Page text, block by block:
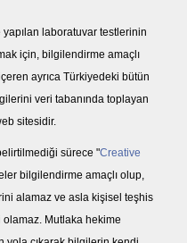
laboratuvar testlerinin
için, bilgilendirme amaçlı
ayrıca Türkiyedeki bütün
veri tabanında toplayan
sitesidir.
sürece "Creative
bilgilendirme amaçlı olup,
alamaz ve asla kişisel teşhis
Mutlaka hekime